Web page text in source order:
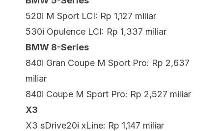
520i M Sport LCI: Rp 1,127 miliar
530i Opulence LCI: Rp 1,337 miliar
BMW 8-Series
840i Gran Coupe M Sport Pro: Rp 2,637
miliar
840i Coupe M Sport Pro: Rp 2,527 miliar
X3
X3 sDrive20i xLine: Rp 1,147 miliar